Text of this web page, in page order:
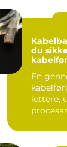
Kabelbakker
du
En
lettere,